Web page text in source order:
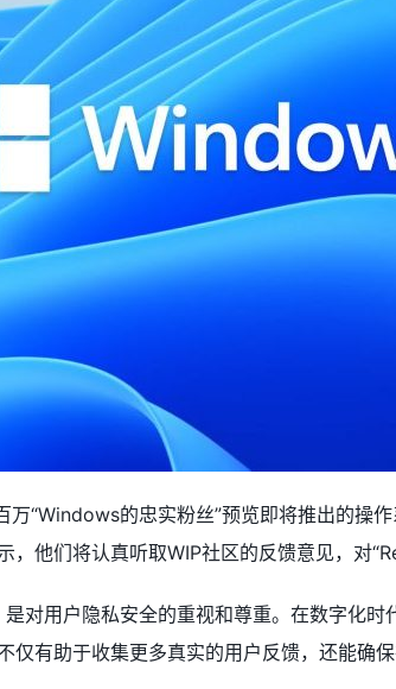
“Windows的忠实粉丝”预览即将推出的操作
他们将认真听取WIP社区的反馈意见，对
对用户隐私安全的重视和尊重。在数字化
仅有助于收集更多真实的用户反馈，还能确